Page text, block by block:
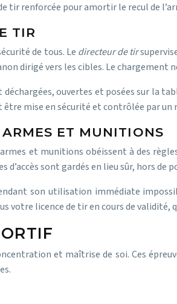
tir renforcée pour amortir le recul de
TIR
de tous. Le directeur de tir
dirigé vers les cibles. Le chargement
ouvertes et posées sur la
mise en sécurité et contrôlée par un
ET MUNITIONS
et munitions obéissent à des
sont gardés en lieu sûr, hors de
son utilisation immédiate
votre licence de tir en cours de
et maîtrise de soi. Ces